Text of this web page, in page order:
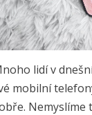
lidí v
mobilní
Nemyslíme